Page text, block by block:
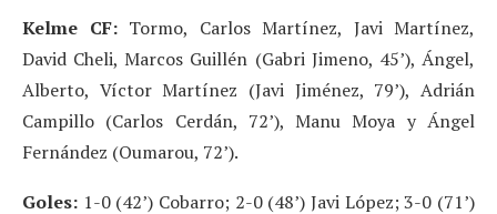
Kelme CF:Tormo, Carlos Martínez, Javi Martínez,
David Cheli, Marcos Guillén (Gabri Jimeno, 45’), Ángel,
Alberto, Víctor Martínez (Javi Jiménez, 79’), Adrián
Campillo (Carlos Cerdán, 72’), Manu Moya y Ángel
Fernández (Oumarou, 72’).
Goles: 1-0 (42’) Cobarro; 2-0 (48’) Javi López; 3-0 (71’)